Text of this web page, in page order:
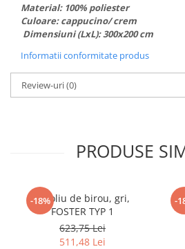
Material: 100% poliester
Culoare: cappucino/ crem
Dimensiuni (LxL): 300x200 cm
Informatii conformitate produs
Review-uri(0)
PRODUSE
-18%
Fotoliu de birou, gri,
FOSTER TYP 1
623,75 Lei
511,48 Lei
-